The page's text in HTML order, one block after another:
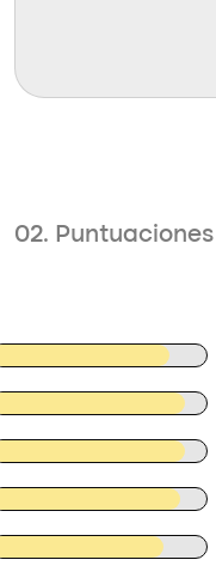
02. Puntuaciones